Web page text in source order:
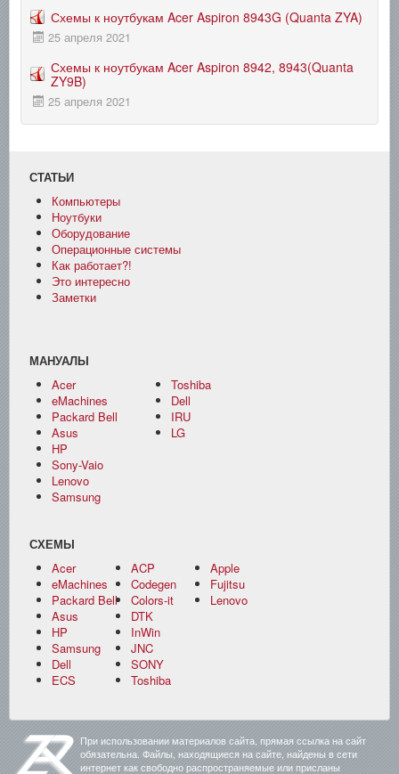
Схемы к ноутбукам Acer Aspiron 8943G (Quanta ZYA)
25 апреля 2021
Схемы к ноутбукам Acer Aspiron 8942, 8943(Quanta
ZY9B)
25 апреля 2021
СТАТЬИ
Компьютеры
Ноутбуки
Оборудование
Операционные системы
Как работает?!
Это интересно
Заметки
МАНУАЛЫ
Acer
eMachines
Packard Bell
Asus
HP
Sony-Vaio
Lenovo
Samsung
Toshiba
Dell
IRU
LG
СХЕМЫ
Acer
eMachines
Packard Bell
Asus
HP
Samsung
Dell
ECS
ACP
Codegen
Colors-it
DTK
InWin
JNC
SONY
Toshiba
Apple
Fujitsu
Lenovo
При использовании материалов сайта, прямая ссылка на сайт
обязательна. Файлы, находящиеся на сайте, найдены в сети
интернет как свободно распространяемые или присланы